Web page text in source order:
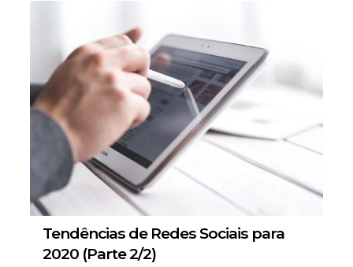
Tendências de Redes Sociais para
2020 (Parte 2/2)